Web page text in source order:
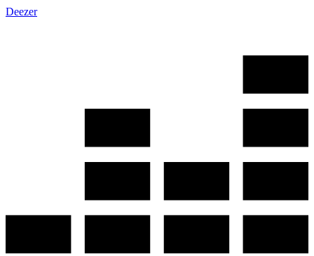
Deezer